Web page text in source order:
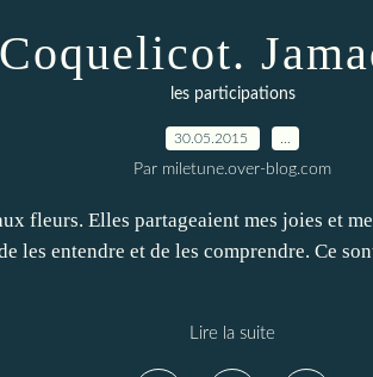
Coquelicot.
les participations
30.05.2015
Par miletune.over-blog.com
fleurs. Elles partageaient mes joies et
les entendre et de les comprendre. Ce
Lire la suite